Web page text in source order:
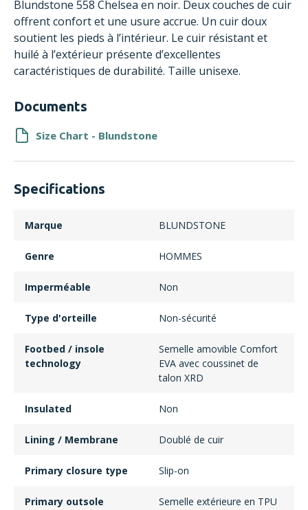
Blundstone 558 Chelsea en noir. Deux couches de cuir
offrent confort et une usure accrue. Un cuir doux
soutient les pieds à l’intérieur. Le cuir résistant et
huilé à l’extérieur présente d’excellentes
caractéristiques de durabilité. Taille unisexe.
Documents
Size Chart - Blundstone
Specifications
Marque BLUNDSTONE
Genre HOMMES
Imperméable Non
Type d'orteille Non-sécurité
Footbed / insole
technology
Semelle amovible Comfort
EVA avec coussinet de
talon XRD
Insulated Non
Lining / Membrane Doublé de cuir
Primary closure type Slip-on
Primary outsole
Semelle extérieure en TPU